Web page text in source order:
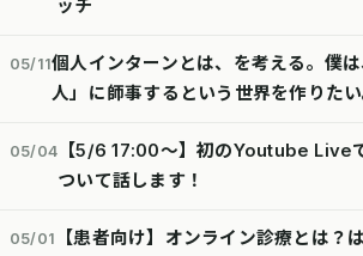
ッチ
05/11個人インターンとは、を考える。僕
人」に師事するという世界を作りたい
05/04
【5/6 17:00〜】初のYoutube Live
ついて話します！
05/01
【患者向け】オンライン診療とは？